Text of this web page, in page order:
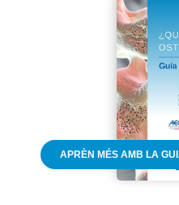
APRÈN MÉS AMB LA